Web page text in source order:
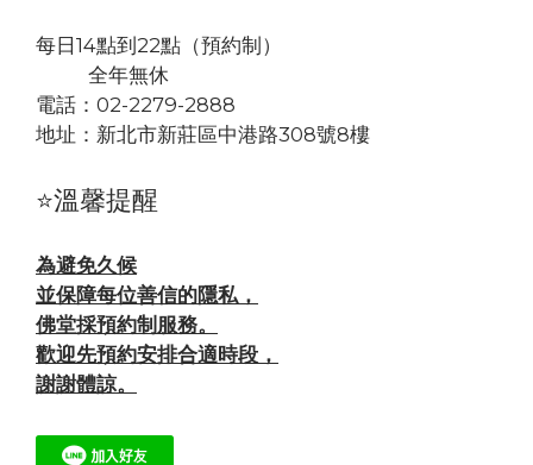
每日14點到22點（預約制）
全年無休
電話：02-2279-2888
地址： 新北市新莊區中港路308號8樓
⭐溫馨提醒
為避免久候
並保障每位善信的隱私，
佛堂採預約制服務。
歡迎先預約安排合適時段，
謝謝體諒。